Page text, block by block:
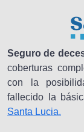
Seguro de
coberturas
con la
fallecido la
Santa Lucia.